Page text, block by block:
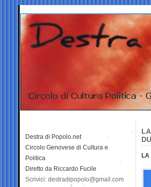
LA
Destra di Popolo.net
Circolo Genovese di Cultura e
Politica
Diretto da Riccardo Fucile
Scrivici: destradipopolo@gmail.com